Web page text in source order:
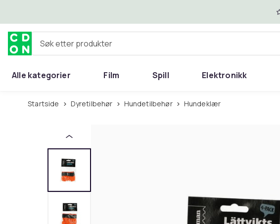
Søk etter produkter
Alle kategorier Film Spill Elektronikk
Startside Dyretilbehør Hundetilbehør Hundeklær